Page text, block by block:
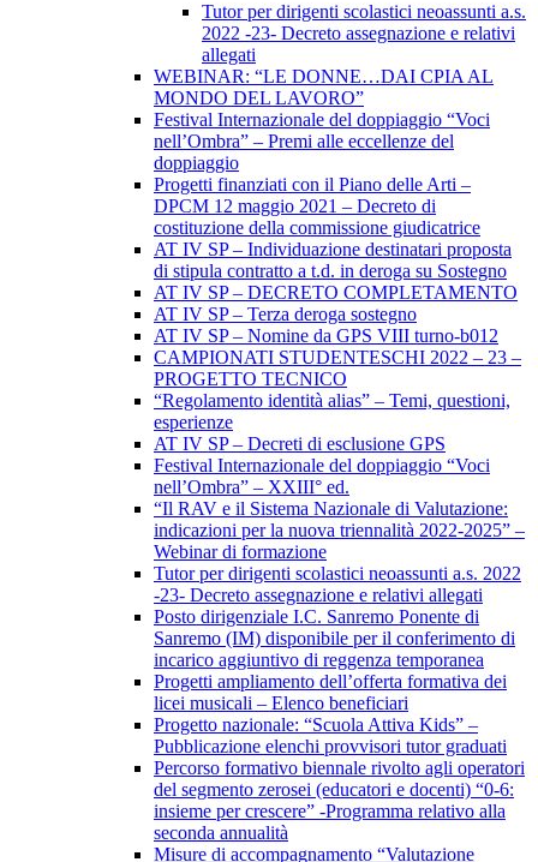
Tutor per dirigenti scolastici neoassunti a.s.
2022 -23- Decreto assegnazione e relativi
allegati
WEBINAR: “LE DONNE…DAI CPIA AL
MONDO DEL LAVORO”
Festival Internazionale del doppiaggio “Voci
nell’Ombra” – Premi alle eccellenze del
doppiaggio
Progetti finanziati con il Piano delle Arti –
DPCM 12 maggio 2021 – Decreto di
costituzione della commissione giudicatrice
AT IV SP – Individuazione destinatari proposta
di stipula contratto a t.d. in deroga su Sostegno
AT IV SP – DECRETO COMPLETAMENTO
AT IV SP – Terza deroga sostegno
AT IV SP – Nomine da GPS VIII turno-b012
CAMPIONATI STUDENTESCHI 2022 – 23 –
PROGETTO TECNICO
“Regolamento identità alias” – Temi, questioni,
esperienze
AT IV SP – Decreti di esclusione GPS
Festival Internazionale del doppiaggio “Voci
nell’Ombra” – XXIII° ed.
“Il RAV e il Sistema Nazionale di Valutazione:
indicazioni per la nuova triennalità 2022-2025” –
Webinar di formazione
Tutor per dirigenti scolastici neoassunti a.s. 2022
-23- Decreto assegnazione e relativi allegati
Posto dirigenziale I.C. Sanremo Ponente di
Sanremo (IM) disponibile per il conferimento di
incarico aggiuntivo di reggenza temporanea
Progetti ampliamento dell’offerta formativa dei
licei musicali – Elenco beneficiari
Progetto nazionale: “Scuola Attiva Kids” –
Pubblicazione elenchi provvisori tutor graduati
Percorso formativo biennale rivolto agli operatori
del segmento zerosei (educatori e docenti) “0-6:
insieme per crescere” -Programma relativo alla
seconda annualità
Misure di accompagnamento “Valutazione